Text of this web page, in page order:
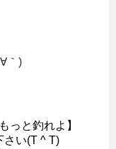
｀)
っと釣れよ】
さい(T ^ T)